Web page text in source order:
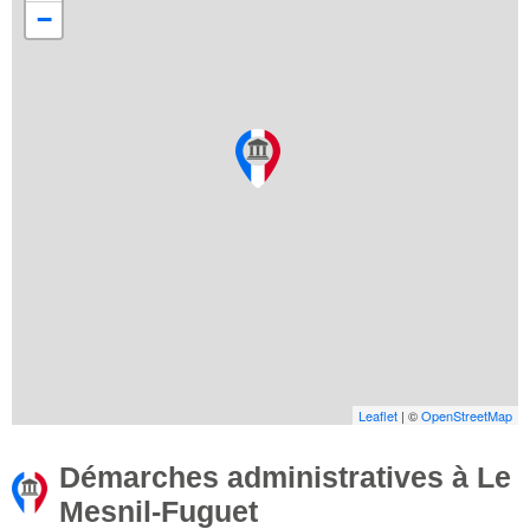
−
Leaflet | ©OpenStreetMap
Démarches administratives à Le
Mesnil-Fuguet